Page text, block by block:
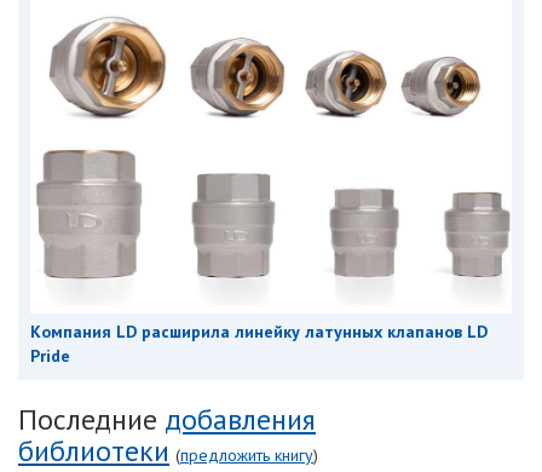
Компания LD расширила линейку латунных клапанов LD
Pride
Последние добавления
библиотеки (предложить книгу)